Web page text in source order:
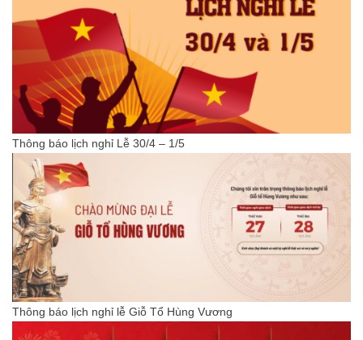
Thông báo lịch nghỉ Lễ 30/4 – 1/5
Thông báo lịch nghỉ lễ Giỗ Tổ Hùng Vương